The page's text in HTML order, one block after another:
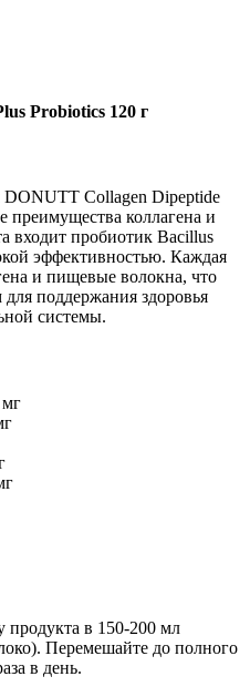
Probiotics 120 г
DONUTT Collagen Dipeptide
преимущества коллагена и
входит пробиотик Bacillus
эффективностью. Каждая
и пищевые волокна, что
поддержания здоровья
системы.
мг
продукта в 150-200 мл
Перемешайте до полного
в день.